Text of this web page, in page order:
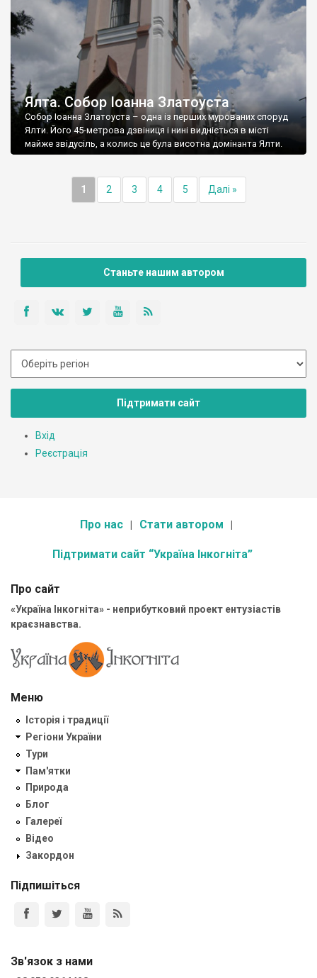
Ялта. Собор Іоанна Златоуста
Собор Іоанна Златоуста – одна із перших мурованих споруд
Ялти. Його 45-метрова дзвіниця і нині видніється в місті
майже звідусіль, а колись це була висотна домінанта Ялти.
1 2 3 4 5 Далі »
Станьте нашим автором
Підтримати сайт
Вхід
Реєстрація
Про нас Стати автором
Підтримати сайт “Україна Інкогніта”
Про сайт
«Україна Інкогніта» - неприбутковий проект ентузіастів
краєзнавства.
Меню
Історія і традиції
Регіони України
Тури
Пам'ятки
Природа
Блог
Галереї
Відео
Закордон
Підпишіться
Зв'язок з нами